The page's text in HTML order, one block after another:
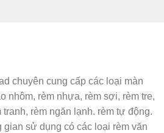
chuyên cung cấp các loại màn
nhôm, rèm nhựa, rèm sợi, rèm tre,
tranh, rèm ngăn lạnh. rèm tự động.
sử dụng có các loại rèm văn